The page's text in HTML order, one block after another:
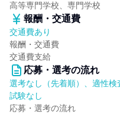
高等専門学校、専門学校
報酬・交通費
交通費あり
報酬・交通費
交通費支給
応募・選考の流れ
選考なし（先着順）、適性
試験なし
応募・選考の流れ